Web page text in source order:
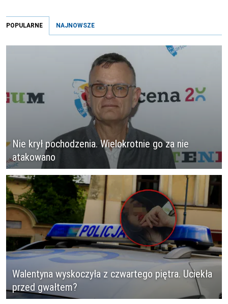
POPULARNE NAJNOWSZE
Nie krył pochodzenia. Wielokrotnie go za nie
atakowano
Walentyna wyskoczyła z czwartego piętra. Uciekła
przed gwałtem?